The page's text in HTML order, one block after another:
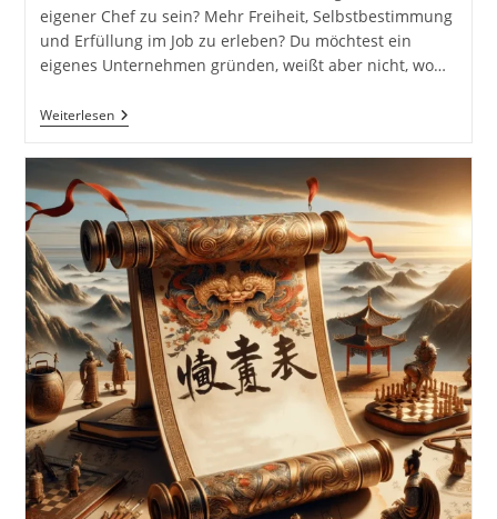
eigener Chef zu sein? Mehr Freiheit, Selbstbestimmung
und Erfüllung im Job zu erleben? Du möchtest ein
eigenes Unternehmen gründen, weißt aber nicht, wo…
WeiterlesenJetzt
Mache
Mich
Selbstständig!
Erfolgreich
Starten
Mit
Informationen
Aus
Der
Praxis:
Mein
Weg
Und
Meine
Learnings
Als
Selbstständiger
Buch
Von
Markus
Flicker